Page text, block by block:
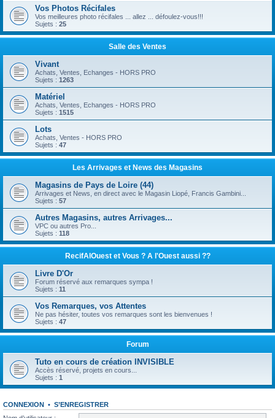
Vos Photos Récifales
Vos meilleures photo récifales ... allez ... défoulez-vous!!!
Sujets : 25
Salle des Ventes
Vivant
Achats, Ventes, Echanges - HORS PRO
Sujets : 1263
Matériel
Achats, Ventes, Echanges - HORS PRO
Sujets : 1515
Lots
Achats, Ventes - HORS PRO
Sujets : 47
Les Arrivages et News des Magasins
Magasins de Pays de Loire (44)
Arrivages et News, en direct avec le Magasin Liopé, Francis Gambini...
Sujets : 57
Autres Magasins, autres Arrivages...
VPC ou autres Pro...
Sujets : 118
RecifAlOuest et Vous ? A l'Ouest aussi ??
Livre D'Or
Forum réservé aux remarques sympa !
Sujets : 11
Vos Remarques, vos Attentes
Ne pas hésiter, toutes vos remarques sont les bienvenues !
Sujets : 47
Forum
Tuto en cours de création INVISIBLE
Accès réservé, projets en cours...
Sujets : 1
CONNEXION • S’ENREGISTRER